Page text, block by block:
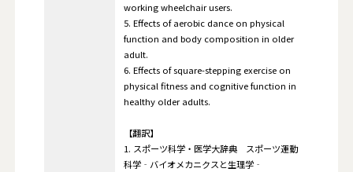
working wheelchair users.
5. Effects of aerobic dance on physical
function and body composition in older
adult.
6. Effects of square-stepping exercise on
physical fitness and cognitive function in
healthy older adults.
【翻訳】
1. スポーツ科学・医学大辞典 スポーツ運動
科学‐バイオメカニクスと生理学‐